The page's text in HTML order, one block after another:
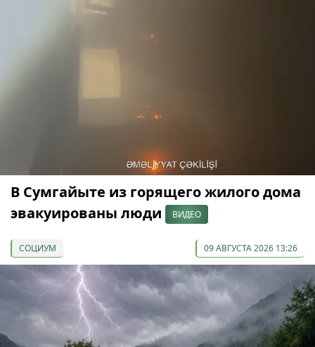
В Сумгайыте из горящего жилого дома
эвакуированы люди
ВИДЕО
СОЦИУМ 09 АВГУСТА 2026 13:26